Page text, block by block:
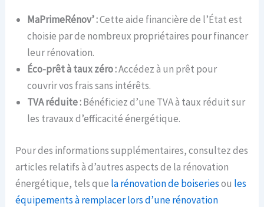
MaPrimeRénov’ :Cette aide financière de l’État est
choisie par de nombreux propriétaires pour financer
leur rénovation.
Éco-prêt à taux zéro :Accédez à un prêt pour
couvrir vos frais sans intérêts.
TVA réduite :Bénéficiez d’une TVA à taux réduit sur
les travaux d’efficacité énergétique.
Pour des informations supplémentaires, consultez des
articles relatifs à d’autres aspects de la rénovation
énergétique, tels que la rénovation de boiseriesou les
équipements à remplacer lors d’une rénovation